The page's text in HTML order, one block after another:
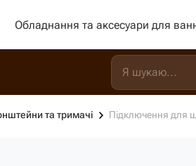
Обладнання та аксесуари для
та тримачі Підключення для